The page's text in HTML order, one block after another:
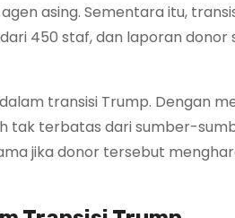
asing. Sementara itu,
450 staf, dan laporan donor
transisi Trump. Dengan
tak terbatas dari sumber-
jika donor tersebut